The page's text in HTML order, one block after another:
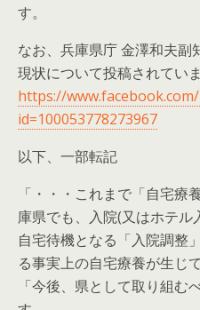
す。
なお、兵庫県庁 金澤和夫
現状について投稿されていま
https://
id=100053778273967
以下、一部転記
「・・・これまで「自宅療
庫県でも、入院(又はホテ
自宅待機となる「入院調整
る事実上の自宅療養が生じ
「今後、県として取り組む